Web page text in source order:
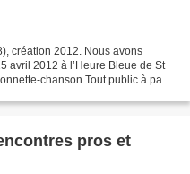
création 2012. Nous avons
avril 2012 à l’Heure Bleue de St
chanson Tout public à partir
pros et